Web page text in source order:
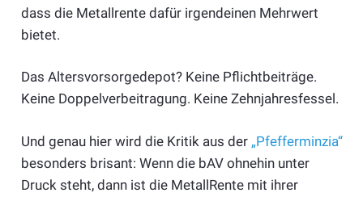
dass die Metallrente dafür irgendeinen Mehrwert
bietet.
Das Altersvorsorgedepot? Keine Pflichtbeiträge.
Keine Doppelverbeitragung. Keine Zehnjahresfessel.
Und genau hier wird die Kritik aus der „Pfefferminzia“
besonders brisant: Wenn die bAV ohnehin unter
Druck steht, dann ist die MetallRente mit ihrer